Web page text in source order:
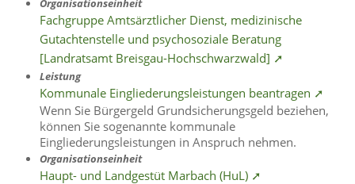
Organisationseinheit
Fachgruppe Amtsärztlicher Dienst, medizinische
Gutachtenstelle und psychosoziale Beratung
[Landratsamt Breisgau-Hochschwarzwald] ➚
Leistung
Kommunale Eingliederungsleistungen beantragen ➚
Wenn Sie Bürgergeld Grundsicherungsgeld beziehen,
können Sie sogenannte kommunale
Eingliederungsleistungen in Anspruch nehmen.
Organisationseinheit
Haupt- und Landgestüt Marbach (HuL) ➚